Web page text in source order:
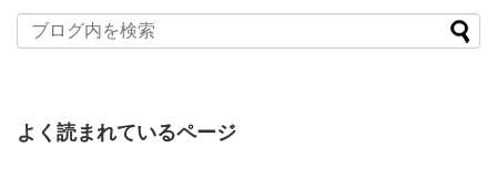
よく読まれているページ